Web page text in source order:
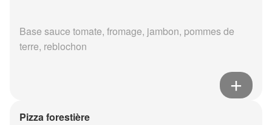
Base sauce tomate, fromage, jambon, pommes de
terre, reblochon
Pizza forestière